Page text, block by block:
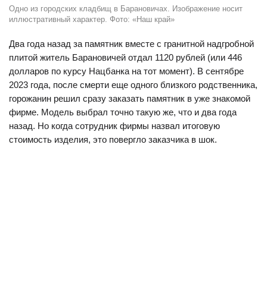
Одно из городских кладбищ в Барановичах. Изображение носит
иллюстративный характер. Фото: «Наш край»
Два года назад за памятник вместе с гранитной надгробной
плитой житель Барановичей отдал 1120 рублей (или 446
долларов по курсу Нацбанка на тот момент). В сентябре
2023 года, после смерти еще одного близкого родственника,
горожанин решил сразу заказать памятник в уже знакомой
фирме. Модель выбрал точно такую же, что и два года
назад. Но когда сотрудник фирмы назвал итоговую
стоимость изделия, это повергло заказчика в шок.